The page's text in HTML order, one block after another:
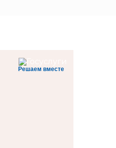
Решаем вместе